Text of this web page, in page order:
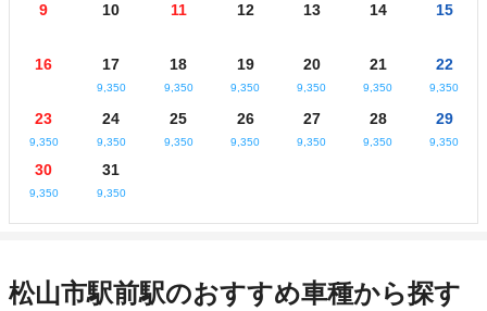
9 10 11 12 13 14 15
16 17
9,350
18
9,350
19
9,350
20
9,350
21
9,350
22
9,350
23
9,350
24
9,350
25
9,350
26
9,350
27
9,350
28
9,350
29
9,350
30
9,350
31
9,350
松山市駅前駅のおすすめ車種から探す